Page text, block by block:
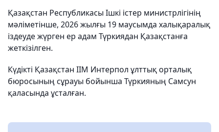
Қазақстан Республикасы Ішкі істер министрлігінің
мәліметінше, 2026 жылғы 19 маусымда халықаралық
іздеуде жүрген ер адам Түркиядан Қазақстанға
жеткізілген.
Күдікті Қазақстан ІІМ Интерпол ұлттық орталық
бюросының сұрауы бойынша Түркияның Самсун
қаласында ұсталған.